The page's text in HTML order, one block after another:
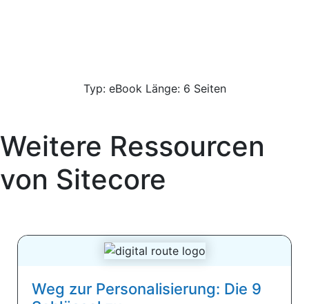
Typ: eBook Länge: 6 Seiten
Weitere Ressourcen
von Sitecore
Weg zur Personalisierung: Die 9